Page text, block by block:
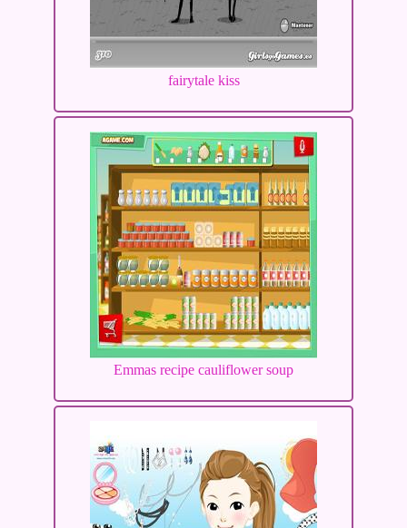
fairytale kiss
Emmas recipe cauliflower soup